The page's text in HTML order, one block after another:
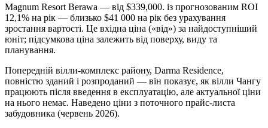
Magnum Resort Berawa — від $339,000. із прогнозованим ROI
12,1% на рік — близько $41 000 на рік без урахування
зростання вартості. Це вхідна ціна («від») за найдоступніший
юніт; підсумкова ціна залежить від поверху, виду та
планування.
Попередній вілли-комплекс району, Darma Residence,
повністю зданий і розпроданий — він показує, як вілли Чангу
працюють після введення в експлуатацію, але актуальної ціни
на нього немає. Наведено ціни з поточного прайс-листа
забудовника (червень 2026).